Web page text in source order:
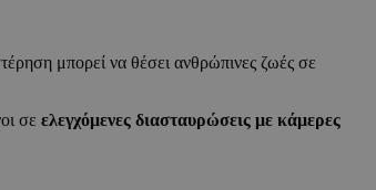
μπορεί να θέσει ανθρώπινες ζωές σε
σε ελεγχόμενες διασταυρώσεις με κάμερες